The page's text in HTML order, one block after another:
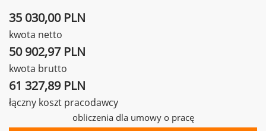
35 030,00 PLN
kwota netto
50 902,97 PLN
kwota brutto
61 327,89 PLN
łączny koszt pracodawcy
obliczenia dla umowy o pracę